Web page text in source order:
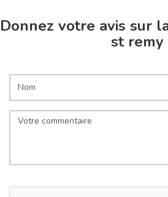
Donnez votre avis sur
st remy